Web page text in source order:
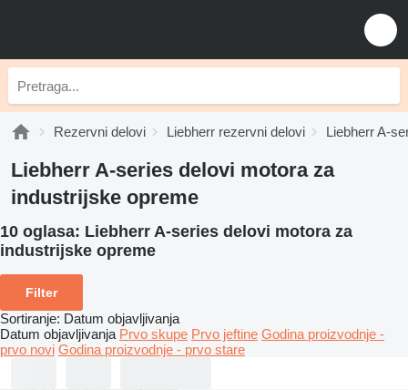
Rezervni delovi Liebherr rezervni delovi Liebherr A-
Liebherr A-series delovi motora za
industrijske opreme
10 oglasa: Liebherr A-series delovi motora za
industrijske opreme
Filter
Sortiranje: Datum objavljivanja
Datum objavljivanja Prvo skupe Prvo jeftine Godina proizvodnje -
prvo novi Godina proizvodnje - prvo stare